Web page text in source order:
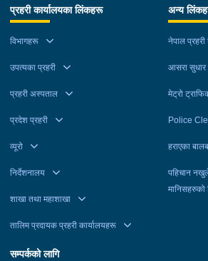
प्रहरी कार्यालयका लिंकहरू
विभागहरू
उपत्यका प्रहरी
प्रहरी अस्पताल
प्रदेश प्रहरी
व्यूरो
निर्देशनालय
शाखा तथा महाशाखा
तालिम प्रदायक प्रहरी कार्यालयहरू
अन्य
नेपाल
आसरा सुधार
मेट्रो
Police
हराएका
पहिचान
मानिसहरुको
सम्पर्कको लागि